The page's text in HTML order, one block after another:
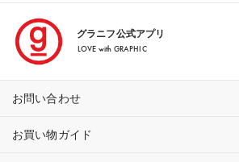
グラニフ公式アプリ
LOVE with GRAPHIC
お問い合わせ
お買い物ガイド